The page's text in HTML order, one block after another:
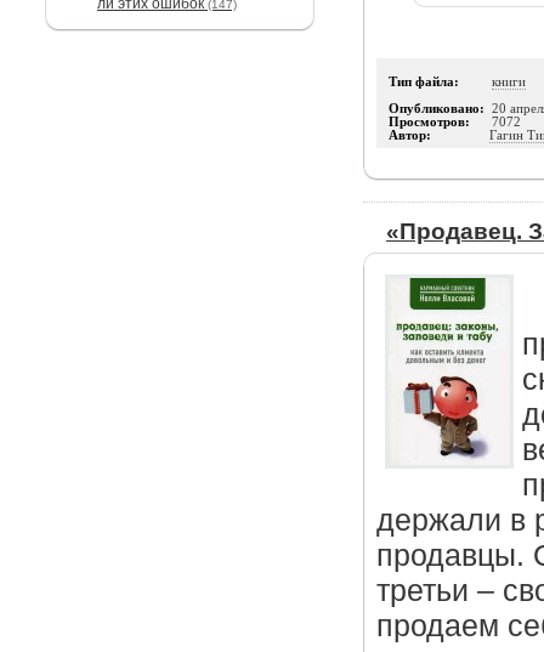
ли этих ошибок (147)
Тип файла: книги
Опубликовано: 20
Просмотров: 7072
Автор: Гагин
«Продавец.
держали в
продавцы.
третьи –
продаем